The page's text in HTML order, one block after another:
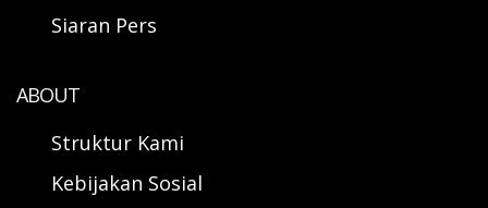
Siaran Pers
ABOUT
Struktur Kami
Kebijakan Sosial